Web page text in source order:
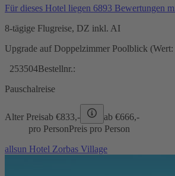
Für dieses Hotel liegen 6893 Bewertungen
8-tägige Flugreise, DZ inkl. AI
Upgrade auf Doppelzimmer Poolblick
253504Bestellnr.:
Pauschalreise
Alter Preisab €833,- ab €666,-
pro PersonPreis pro Person
allsun Hotel Zorbas Village